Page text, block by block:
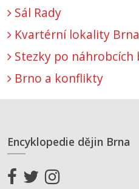
Sál Rady
Kvartérní lokality Brna
Stezky po
Brno a konflikty
Encyklopedie dějin Brna